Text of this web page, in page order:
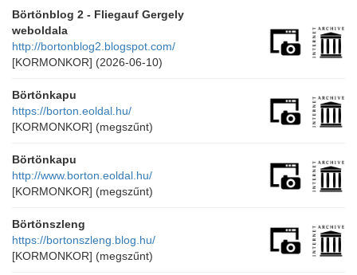
Börtönblog 2 - Fliegauf Gergely
weboldala
http://bortonblog2.blogspot.com/
[KORMONKOR] (2026-06-10)
Börtönkapu
https://borton.eoldal.hu/
[KORMONKOR] (megszűnt)
Börtönkapu
http://www.borton.eoldal.hu/
[KORMONKOR] (megszűnt)
Börtönszleng
https://bortonszleng.blog.hu/
[KORMONKOR] (megszűnt)